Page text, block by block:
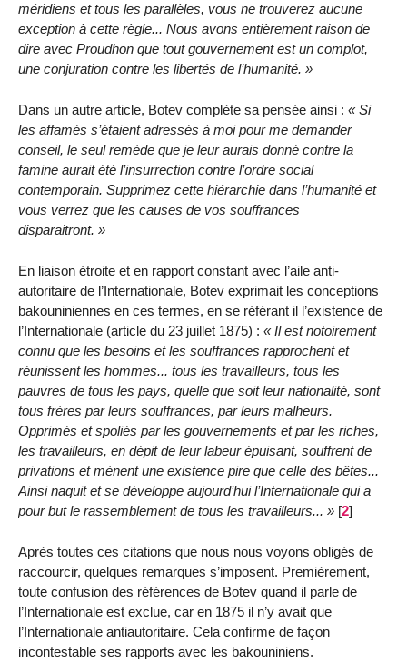
méridiens et tous les parallèles, vous ne trouverez aucune
exception à cette règle... Nous avons entièrement raison de
dire avec Proudhon que tout gouvernement est un complot,
une conjuration contre les libertés de l’humanité.
Dans un autre article, Botev complète sa pensée ainsi :
Si
les affamés s’étaient adressés à moi pour me demander
conseil, le seul remède que je leur aurais donné contre la
famine aurait été l’insurrection contre l’ordre social
contemporain. Supprimez cette hiérarchie dans l’humanité et
vous verrez que les causes de vos souffrances
disparaitront.
En liaison étroite et en rapport constant avec l’aile anti-
autoritaire de l’Internationale, Botev exprimait les conceptions
bakouniniennes en ces termes, en se référant il l’existence de
l’Internationale (article du 23 juillet 1875) :
Il est notoirement
connu que les besoins et les souffrances rapprochent et
réunissent les hommes... tous les travailleurs, tous les
pauvres de tous les pays, quelle que soit leur nationalité, sont
tous frères par leurs souffrances, par leurs malheurs.
Opprimés et spoliés par les gouvernements et par les riches,
les travailleurs, en dépit de leur labeur épuisant, souffrent de
privations et mènent une existence pire que celle des bêtes...
Ainsi naquit et se développe aujourd’hui l’Internationale qui a
pour but le rassemblement de tous les travailleurs...
[2]
Après toutes ces citations que nous nous voyons obligés de
raccourcir, quelques remarques s’imposent. Premièrement,
toute confusion des références de Botev quand il parle de
l’Internationale est exclue, car en 1875 il n’y avait que
l’Internationale antiautoritaire. Cela confirme de façon
incontestable ses rapports avec les bakouniniens.